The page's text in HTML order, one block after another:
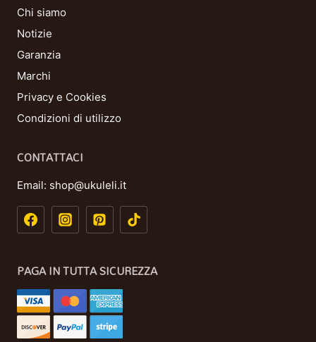
Chi siamo
Notizie
Garanzia
Marchi
Privacy e Cookies
Condizioni di utilizzo
CONTATTACI
Email: shop@ukuleli.it
PAGA IN TUTTA SICUREZZA